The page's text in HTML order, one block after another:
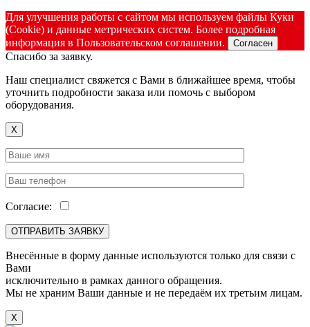
Для улучшения работы с сайтом мы используем файлы Куки
(Cookie) и данные метрических систем. Более подробная
информация в Пользовательском соглашении.
Согласен
Спасибо за заявку.
Наш специалист свяжется с Вами в ближайшее время, чтобы
уточнить подробности заказа или помочь с выбором
оборудования.
X
Согласие:
Внесённые в форму данные используются только для связи с
Вами
исключительно в рамках данного обращения.
Мы не храним Ваши данные и не передаём их третьим лицам.
X